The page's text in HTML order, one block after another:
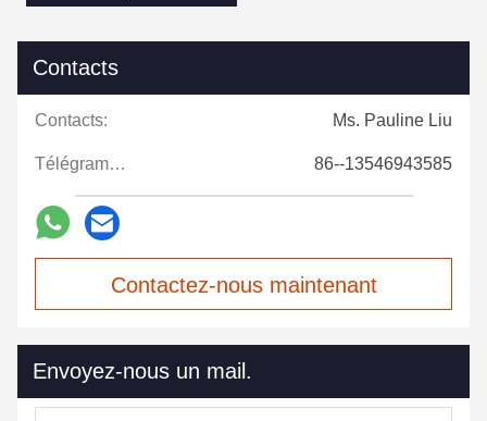
Contacts
Contacts: Ms. Pauline Liu
Télégramme: 86--13546943585
Contactez-nous maintenant
Envoyez-nous un mail.